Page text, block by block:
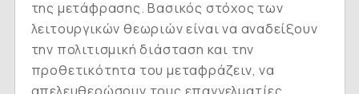
της μετάφρασης. Βασικός στόχος των
λειτουργικών θεωριών είναι να αναδείξουν
την πολιτισμική διάσταση και την
προθετικότητα του μεταφράζειν, να